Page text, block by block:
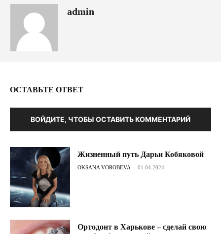
admin
ОСТАВЬТЕ ОТВЕТ
ВОЙДИТЕ, ЧТОБЫ ОСТАВИТЬ КОММЕНТАРИЙ
Жизненный путь Дарьи Кобяковой
OKSANA VOROBEVA - 01.04.2024
Ортодонт в Харькове – сделай свою